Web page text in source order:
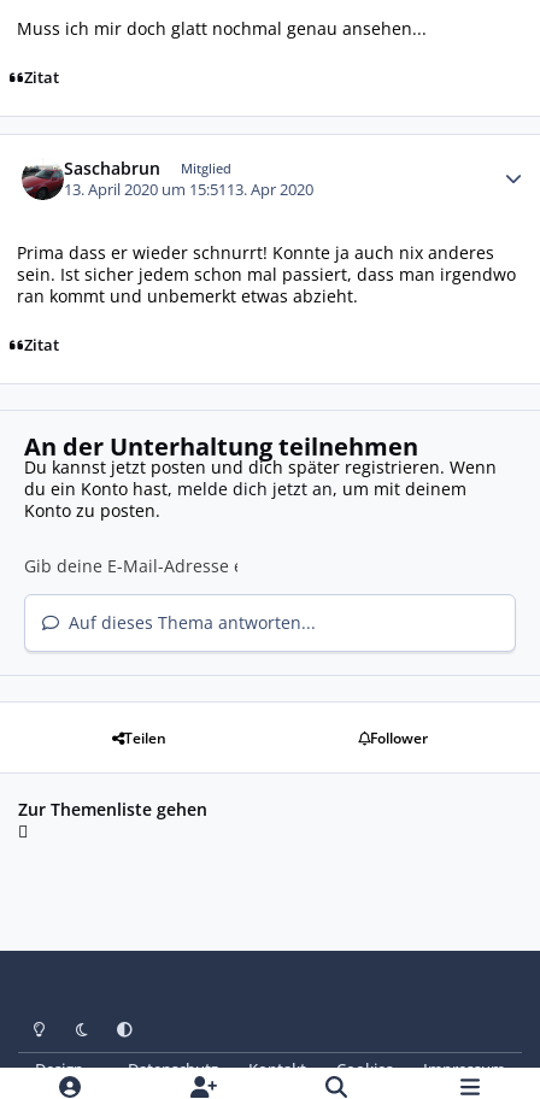
Muss ich mir doch glatt nochmal genau ansehen...
Zitat
Saschabrun Mitglied
13. April 2020 um 15:5113. Apr 2020
Prima dass er wieder schnurrt! Konnte ja auch nix anderes
sein. Ist sicher jedem schon mal passiert, dass man irgendwo
ran kommt und unbemerkt etwas abzieht.
Zitat
An der Unterhaltung teilnehmen
Du kannst jetzt posten und dich später registrieren. Wenn
du ein Konto hast, melde dich jetzt an, um mit deinem
Konto zu posten.
Auf dieses Thema antworten...
Teilen Follower
Zur Themenliste gehen
Heller ModusDunkler Modus
Systemeinstellung
Design Datenschutz Kontakt Cookies
Impressum